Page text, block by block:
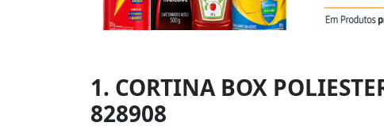
1. CORTINA BOX
828908